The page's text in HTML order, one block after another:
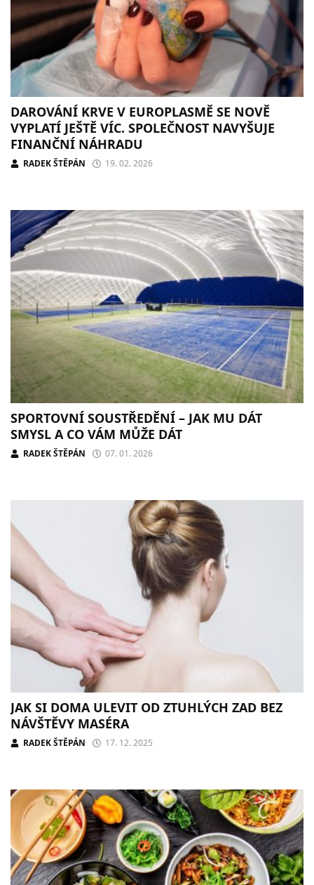
DAROVÁNÍ KRVE V EUROPLASMĚ SE NOVĚ
VYPLATÍ JEŠTĚ VÍC. SPOLEČNOST NAVYŠUJE
FINANČNÍ NÁHRADU
RADEK ŠTĚPÁN 19. 02. 2026
SPORTOVNÍ SOUSTŘEDĚNÍ – JAK MU DÁT
SMYSL A CO VÁM MŮŽE DÁT
RADEK ŠTĚPÁN 07. 01. 2026
JAK SI DOMA ULEVIT OD ZTUHLÝCH ZAD BEZ
NÁVŠTĚVY MASÉRA
RADEK ŠTĚPÁN 17. 12. 2025